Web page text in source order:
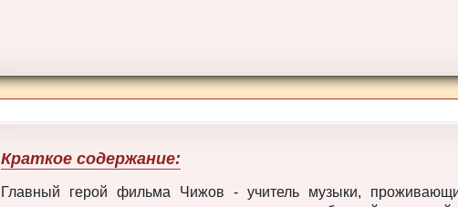
Краткое содержание:
Главный герой фильма Чижов - учитель музыки,